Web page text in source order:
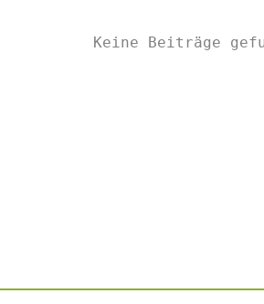
Keine Beiträge